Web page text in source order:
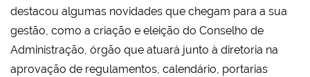
destacou algumas novidades que chegam para a sua
gestão, como a criação e eleição do Conselho de
Administração, órgão que atuará junto à diretoria na
aprovação de regulamentos, calendário, portarias